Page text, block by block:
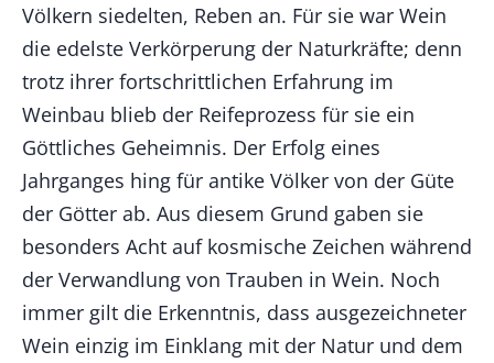
Völkern siedelten, Reben an. Für sie war Wein
die edelste Verkörperung der Naturkräfte; denn
trotz ihrer fortschrittlichen Erfahrung im
Weinbau blieb der Reifeprozess für sie ein
Göttliches Geheimnis. Der Erfolg eines
Jahrganges hing für antike Völker von der Güte
der Götter ab. Aus diesem Grund gaben sie
besonders Acht auf kosmische Zeichen während
der Verwandlung von Trauben in Wein. Noch
immer gilt die Erkenntnis, dass ausgezeichneter
Wein einzig im Einklang mit der Natur und dem